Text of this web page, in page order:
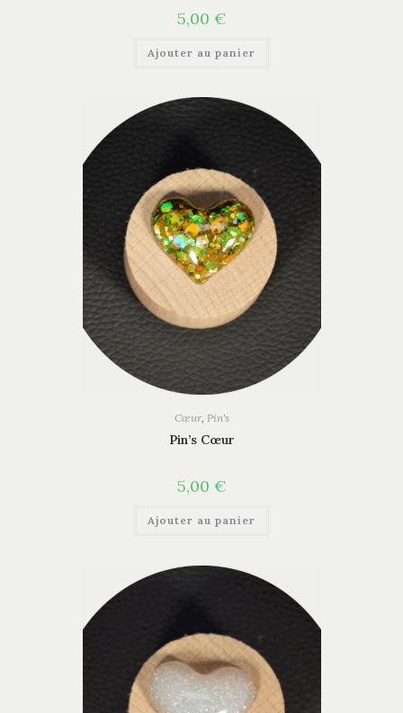
5,00 €
Ajouter au panier
Cœur, Pin's
Pin’s Cœur
5,00 €
Ajouter au panier